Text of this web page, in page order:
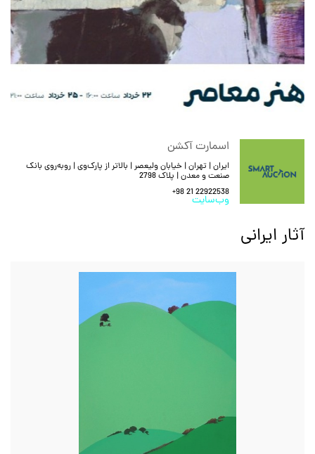
اسمارت آکشن
ایران | تهران | خیابان ولیعصر | بالاتر از پارک‌وی | روبه‌روی بانک
صنعت و معدن | پلاک 2798
+98 21 22922538
وب‌سایت
آثار ایرانی